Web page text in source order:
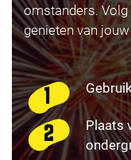
omstanders.
genieten van
Plaats